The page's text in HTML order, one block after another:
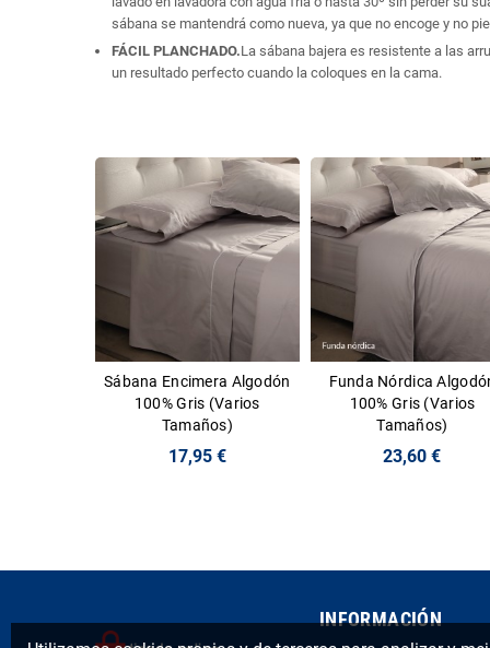
sábana se mantendrá como nueva, ya que no encoge y no
FÁCIL PLANCHADO.La sábana bajera es resistente a las
un resultado perfecto cuando la coloques en la cama.
Sábana Encimera Algodón
100% Gris (Varios
Tamaños)
17,95 €
Funda Nórdica
100% Gris (Varios
Tamaños)
23,60 €
INFORMACIÓN